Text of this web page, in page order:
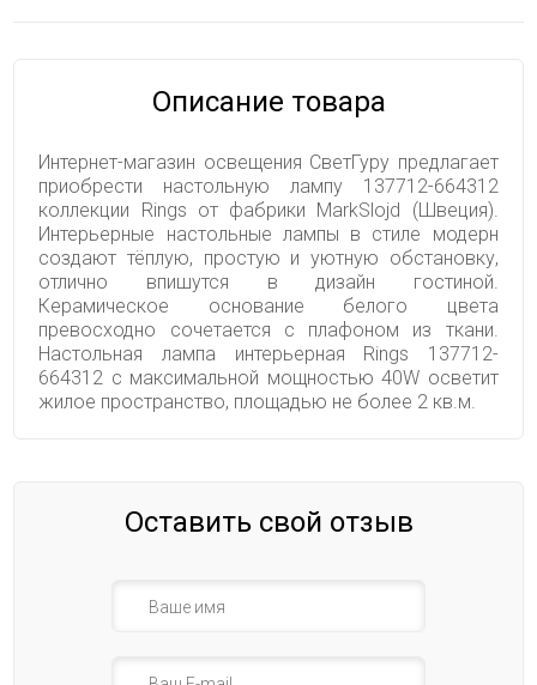
Описание товара
Интернет-магазин освещения СветГуру предлагает
приобрести настольную лампу 137712-664312
коллекции Rings от фабрики MarkSlojd (Швеция).
Интерьерные настольные лампы в стиле модерн
создают тёплую, простую и уютную обстановку,
отлично впишутся в дизайн гостиной.
Керамическое основание белого цвета
превосходно сочетается с плафоном из ткани.
Настольная лампа интерьерная Rings 137712-
664312 с максимальной мощностью 40W осветит
жилое пространство, площадью не более 2 кв.м.
Оставить свой отзыв